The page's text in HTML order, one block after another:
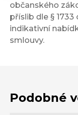
občanského
příslib dle §
indikativní
smlouvy.
Podobné